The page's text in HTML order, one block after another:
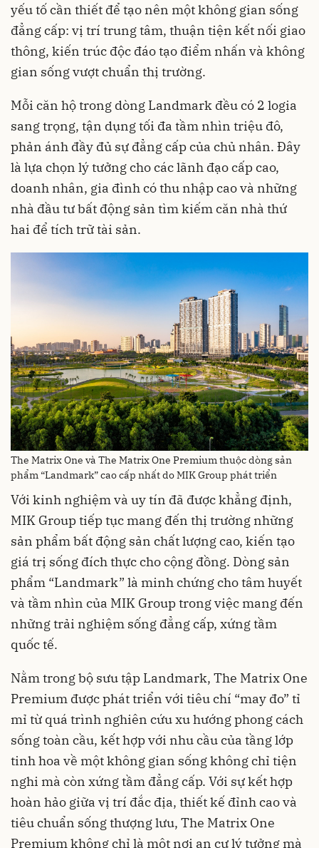
yếu tố cần thiết để tạo nên một không gian sống
đẳng cấp: vị trí trung tâm, thuận tiện kết nối giao
thông, kiến trúc độc đáo tạo điểm nhấn và không
gian sống vượt chuẩn thị trường.
Mỗi căn hộ trong dòng Landmark đều có 2 logia
sang trọng, tận dụng tối đa tầm nhìn triệu đô,
phản ánh đầy đủ sự đẳng cấp của chủ nhân. Đây
là lựa chọn lý tưởng cho các lãnh đạo cấp cao,
doanh nhân, gia đình có thu nhập cao và những
nhà đầu tư bất động sản tìm kiếm căn nhà thứ
hai để tích trữ tài sản.
The Matrix One và The Matrix One Premium thuộc dòng sản
phẩm “Landmark” cao cấp nhất do MIK Group phát triển
Với kinh nghiệm và uy tín đã được khẳng định,
MIK Group tiếp tục mang đến thị trường những
sản phẩm bất động sản chất lượng cao, kiến tạo
giá trị sống đích thực cho cộng đồng. Dòng sản
phẩm “Landmark” là minh chứng cho tâm huyết
và tầm nhìn của MIK Group trong việc mang đến
những trải nghiệm sống đẳng cấp, xứng tầm
quốc tế.
Nằm trong bộ sưu tập Landmark, The Matrix One
Premium được phát triển với tiêu chí “may đo” tỉ
mỉ từ quá trình nghiên cứu xu hướng phong cách
sống toàn cầu, kết hợp với nhu cầu của tầng lớp
tinh hoa về một không gian sống không chỉ tiện
nghi mà còn xứng tầm đẳng cấp. Với sự kết hợp
hoàn hảo giữa vị trí đắc địa, thiết kế đỉnh cao và
tiêu chuẩn sống thượng lưu, The Matrix One
Premium không chỉ là một nơi an cư lý tưởng mà